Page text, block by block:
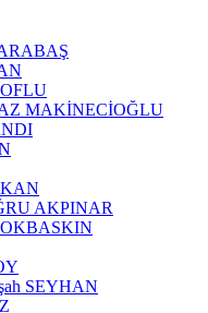
MAKİNECİOĞLU
AKPINAR
SEYHAN